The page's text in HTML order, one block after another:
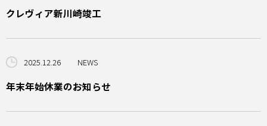
クレヴィア新川崎竣工
2025.12.26 NEWS
年末年始休業のお知らせ